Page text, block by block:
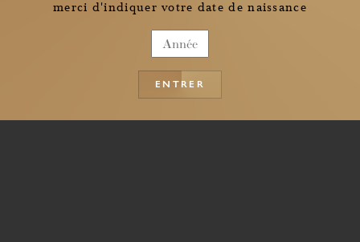
merci d'indiquer votre date de naissance
ENTRER